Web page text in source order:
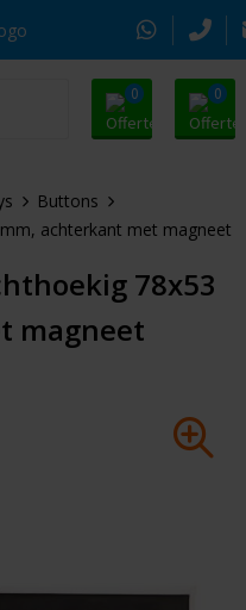
0 0
Buttons
achterkant met magneet
78x53
magneet